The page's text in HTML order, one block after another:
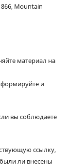
Mountain
материал на
и
вы соблюдаете
ссылку,
ли внесены